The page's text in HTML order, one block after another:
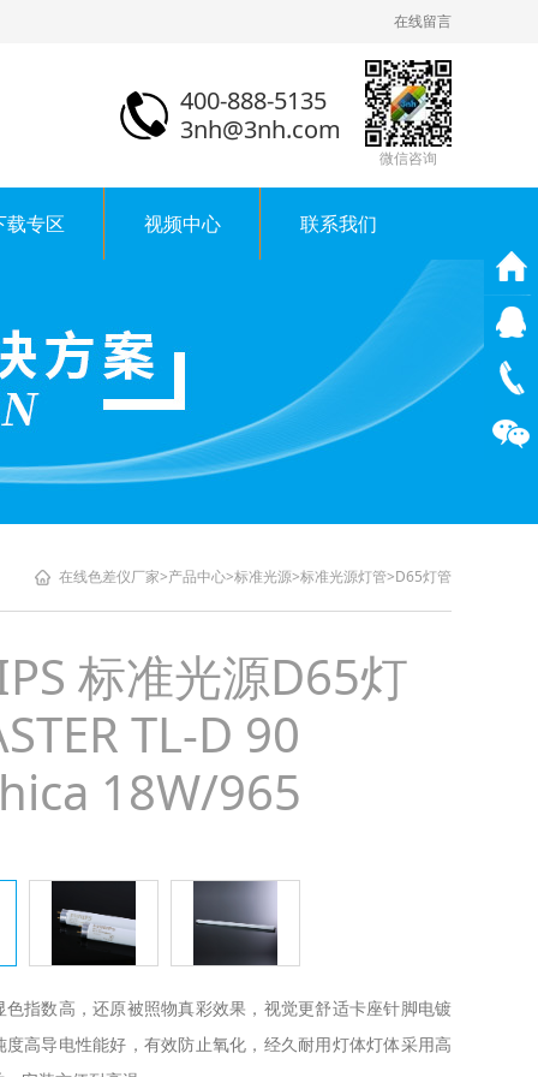
在线留言
微信咨询
400-888-5135
3nh@3nh.com
载专区 视频中心 联系我们
在线色差仪厂家>产品中心>标准光源>标准光源灯管>D65灯管
标准光源D65灯
TL-D 90
18W/965
色指数高，还原被照物真彩效果，视觉更舒适卡座针脚电镀
度高导电性能好，有效防止氧化，经久耐用灯体灯体采用高